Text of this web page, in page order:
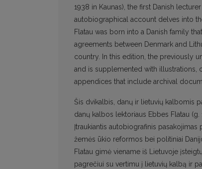
1938 in Kaunas), the first Danish
autobiographical account delves into
Flatau was born into a Danish family
agreements between Denmark and
country. In this edition, the previously
and is supplemented with illustrations,
appendices that include archival
Šis dvikalbis, danų ir lietuvių kalbomis
danų kalbos lektoriaus Ebbes Flatau
Įtraukiantis autobiografinis
žemės ūkio reformos bei politiniai
Flatau gimė viename iš Lietuvoje
pagrečiui su vertimu į lietuvių kalbą ir